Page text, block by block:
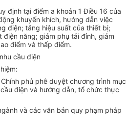
định tại điểm a khoản 1 Điều 16 của
khuyến khích, hướng dẫn việc
điện; tăng hiệu suất của thiết bị;
năng; giảm phụ tải đỉnh, giảm
điểm và thấp điểm.
cầu điện
phủ phê duyệt chương trình mục
điện và hướng dẫn, tổ chức thực
và các văn bản quy phạm pháp